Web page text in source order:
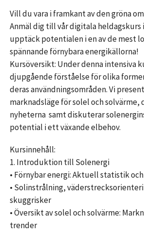
Vill du vara i framkant av den gröna
Anmäl dig till vår digitala heldagskurs
upptäck potentialen i en av de mest
spännande förnybara energikällorna!
Kursöversikt: Under denna intensiva
djupgående förståelse för olika
deras användningsområden. Vi
marknadsläge för solel och solvärme,
nyheterna samt diskuterar
potential i ett växande elbehov.
Kursinnehåll:
1. Introduktion till Solenergi
• Förnybar energi: Aktuell statistik
• Solinstrålning,
skuggrisker
• Översikt av solel och solvärme:
trender